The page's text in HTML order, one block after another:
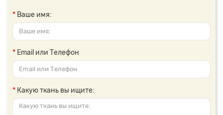
Ваше имя:
Email или Телефон
Какую ткань вы ищите: